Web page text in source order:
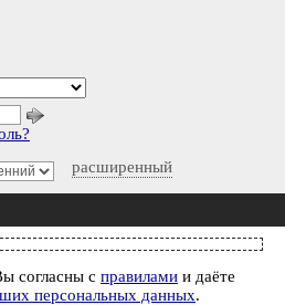
расширенный
согласны с правилами и даёте
персональных данных.